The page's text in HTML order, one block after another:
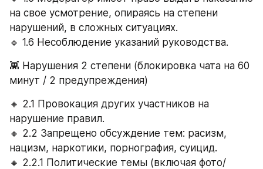
на свое усмотрение, опираясь на степени
нарушений, в сложных ситуациях.
🔹 1.6 Несоблюдение указаний руководства.
👾 Нарушения 2 степени (блокировка чата на 60
минут / 2 предупреждения)
🔸 2.1 Провокация других участников на
нарушение правил.
🔸 2.2 Запрещено обсуждение тем: расизм,
нацизм, наркотики, порнография, суицид.
🔸 2.2.1 Политические темы (включая фото/